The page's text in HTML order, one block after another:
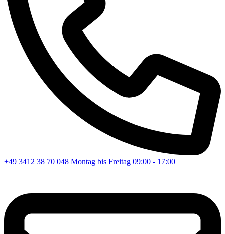
+49 3412 38 70 048 Montag bis Freitag 09:00 - 17:00